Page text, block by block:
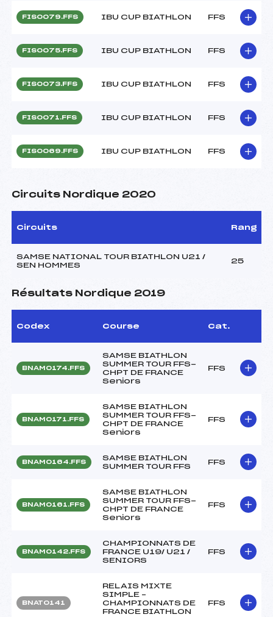
FIS0079.FFS IBU CUP BIATHLON FFS
FIS0075.FFS IBU CUP BIATHLON FFS
FIS0073.FFS IBU CUP BIATHLON FFS
FIS0071.FFS IBU CUP BIATHLON FFS
FIS0069.FFS IBU CUP BIATHLON FFS
Circuits Nordique 2020
Circuits Rang
SAMSE NATIONAL TOUR BIATHLON U21 /
SEN HOMMES
25
Résultats Nordique 2019
Codex Course Cat.
BNAM0174.FFS
SAMSE BIATHLON
SUMMER TOUR FFS-
CHPT DE FRANCE
Seniors
FFS
BNAM0171.FFS
SAMSE BIATHLON
SUMMER TOUR FFS-
CHPT DE FRANCE
Seniors
FFS
BNAM0164.FFS
SAMSE BIATHLON
SUMMER TOUR FFS
FFS
BNAM0161.FFS
SAMSE BIATHLON
SUMMER TOUR FFS-
CHPT DE FRANCE
Seniors
FFS
BNAM0142.FFS
CHAMPIONNATS DE
FRANCE U19/ U21 /
SENIORS
FFS
BNAT0141
RELAIS MIXTE
SIMPLE –
CHAMPIONNATS DE
FRANCE BIATHLON
FFS